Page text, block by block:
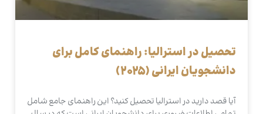
تحصیل در استرالیا: راهنمای کامل برای
دانشجویان ایرانی (2025)
آیا قصد دارید در استرالیا تحصیل کنید؟ این راهنمای جامع شامل